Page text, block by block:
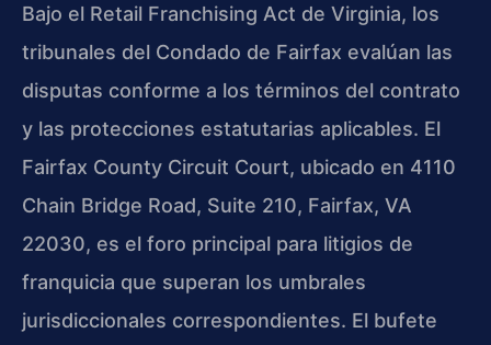
Bajo el Retail Franchising Act de Virginia, los
tribunales del Condado de Fairfax evalúan las
disputas conforme a los términos del contrato
y las protecciones estatutarias aplicables. El
Fairfax County Circuit Court, ubicado en 4110
Chain Bridge Road, Suite 210, Fairfax, VA
22030, es el foro principal para litigios de
franquicia que superan los umbrales
jurisdiccionales correspondientes. El bufete